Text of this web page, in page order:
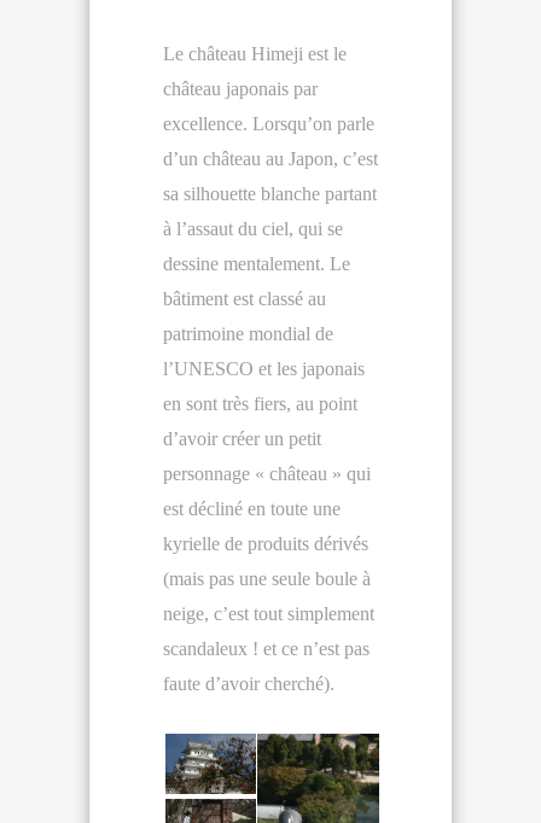
Le château Himeji est le
château japonais par
excellence. Lorsqu’on parle
d’un château au Japon, c’est
sa silhouette blanche partant
à l’assaut du ciel, qui se
dessine mentalement. Le
bâtiment est classé au
patrimoine mondial de
l’UNESCO et les japonais
en sont très fiers, au point
d’avoir créer un petit
personnage « château » qui
est décliné en toute une
kyrielle de produits dérivés
(mais pas une seule boule à
neige, c’est tout simplement
scandaleux ! et ce n’est pas
faute d’avoir cherché).